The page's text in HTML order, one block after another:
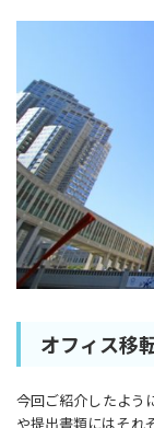
オフィス移
今回ご紹介したよう
や提出書類にはそれ